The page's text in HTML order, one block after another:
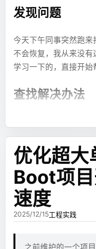
Mermaid 流程图
Markdown 文本块
这些东西不一定非要等
某个内容块生成完整，
块：
这里是一段分析
---
flowchart TD
A[开始] -->
```
然后最后再输出 JSX，
现评论之类的功能实际
客，对于真正希望看
都不重要，之前开着
评论，于是决定干脆就
既然不要动态功能，那
的搭一个出来部署到
置的时候发现 Hexo 很
Hexo 版本的也没维护
很多想改的地方都要通
反正现在 vibe coding
了。
于是按照 Astro +
一个出来，从
博客。
Dockerfile
bash
# ubuntu 作为
FROM
ENV
# 针对 code-
ENV
ENV
ENV
# 时区
ENV TZ="Asia/
# 配置 APT 清华
COPY aliyun-
发现问题
今天下午同事突然跑
不会恢复，我从来没
学习一下的，直接开始
查找解决办法
同一个服务器上
首先先停止了应
检查mysql的
LIKE
检查binlog是否完
缺少了几乎一半
人恢复硬盘备份
优化超
Boot项
速度
2025/12/15工程实践
之前维护的一个项